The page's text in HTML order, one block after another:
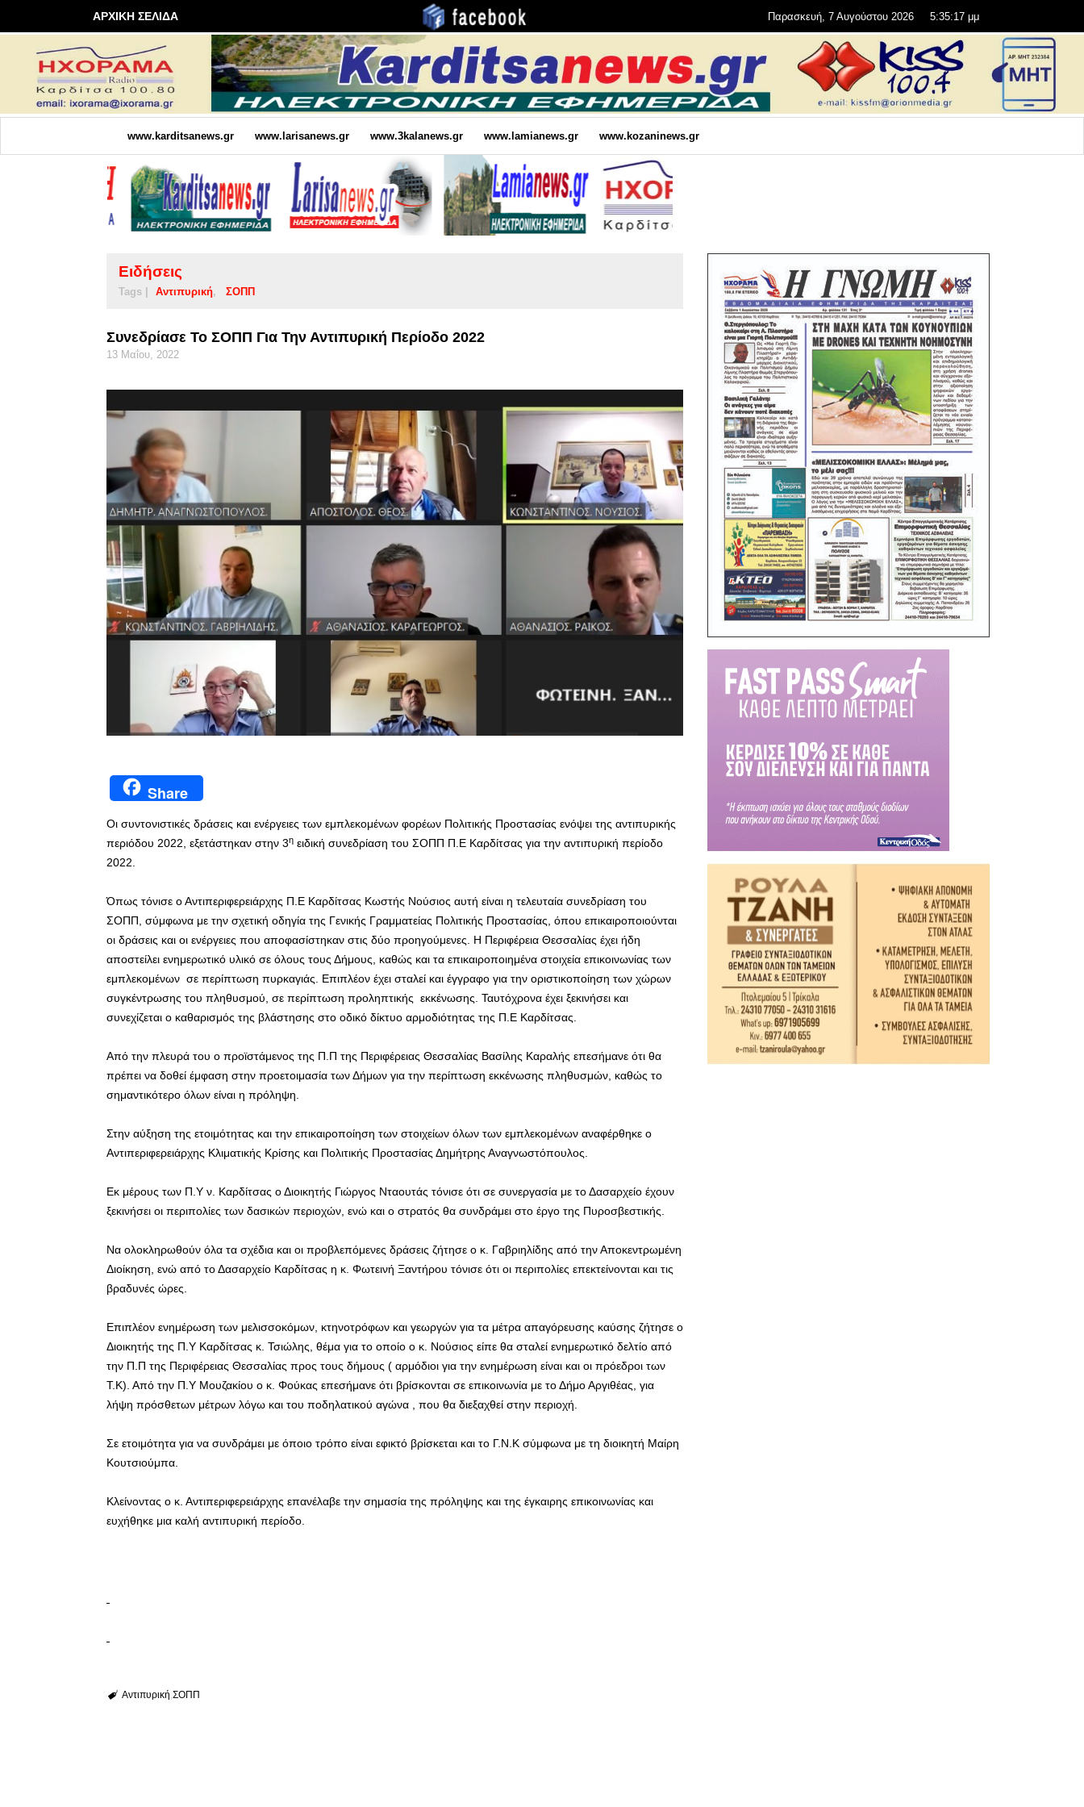
ΑΡΧΙΚΗ ΣΕΛΙΔΑ Παρασκευή, 7 Αυγούστου 2026 5:35:18 μμ
www.karditsanews.gr www.larisanews.gr www.3kalanews.gr www.lamianews.gr www.kozaninews.gr
Ειδήσεις
Tags | Αντιπυρική ΣΟΠΠ
Συνεδρίασε Το ΣΟΠΠ Για Την Αντιπυρική Περίοδο 2022
13 Μαΐου, 2022
Share
Οι συντονιστικές δράσεις και ενέργειες των εμπλεκομένων φορέων Πολιτικής Προστασίας ενόψει της αντιπυρικής
περιόδου 2022, εξετάστηκαν στην 3η ειδική συνεδρίαση του ΣΟΠΠ Π.Ε Καρδίτσας για την αντιπυρική περίοδο
2022.
Όπως τόνισε ο Αντιπεριφερειάρχης Π.Ε Καρδίτσας Κωστής Νούσιος αυτή είναι η τελευταία συνεδρίαση του
ΣΟΠΠ, σύμφωνα με την σχετική οδηγία της Γενικής Γραμματείας Πολιτικής Προστασίας, όπου επικαιροποιούνται
οι δράσεις και οι ενέργειες που αποφασίστηκαν στις δύο προηγούμενες. Η Περιφέρεια Θεσσαλίας έχει ήδη
αποστείλει ενημερωτικό υλικό σε όλους τους Δήμους, καθώς και τα επικαιροποιημένα στοιχεία επικοινωνίας των
εμπλεκομένων σε περίπτωση πυρκαγιάς. Επιπλέον έχει σταλεί και έγγραφο για την οριστικοποίηση των χώρων
συγκέντρωσης του πληθυσμού, σε περίπτωση προληπτικής εκκένωσης. Ταυτόχρονα έχει ξεκινήσει και
συνεχίζεται ο καθαρισμός της βλάστησης στο οδικό δίκτυο αρμοδιότητας της Π.Ε Καρδίτσας.
Από την πλευρά του ο προϊστάμενος της Π.Π της Περιφέρειας Θεσσαλίας Βασίλης Καραλής επεσήμανε ότι θα
πρέπει να δοθεί έμφαση στην προετοιμασία των Δήμων για την περίπτωση εκκένωσης πληθυσμών, καθώς το
σημαντικότερο όλων είναι η πρόληψη.
Στην αύξηση της ετοιμότητας και την επικαιροποίηση των στοιχείων όλων των εμπλεκομένων αναφέρθηκε ο
Αντιπεριφερειάρχης Κλιματικής Κρίσης και Πολιτικής Προστασίας Δημήτρης Αναγνωστόπουλος.
Εκ μέρους των Π.Υ ν. Καρδίτσας ο Διοικητής Γιώργος Νταουτάς τόνισε ότι σε συνεργασία με το Δασαρχείο έχουν
ξεκινήσει οι περιπολίες των δασικών περιοχών, ενώ και ο στρατός θα συνδράμει στο έργο της Πυροσβεστικής.
Να ολοκληρωθούν όλα τα σχέδια και οι προβλεπόμενες δράσεις ζήτησε ο κ. Γαβριηλίδης από την Αποκεντρωμένη
Διοίκηση, ενώ από το Δασαρχείο Καρδίτσας η κ. Φωτεινή Ξαντήρου τόνισε ότι οι περιπολίες επεκτείνονται και τις
βραδυνές ώρες.
Επιπλέον ενημέρωση των μελισσοκόμων, κτηνοτρόφων και γεωργών για τα μέτρα απαγόρευσης καύσης ζήτησε ο
Διοικητής της Π.Υ Καρδίτσας κ. Τσιώλης, θέμα για το οποίο ο κ. Νούσιος είπε θα σταλεί ενημερωτικό δελτίο από
την Π.Π της Περιφέρειας Θεσσαλίας προς τους δήμους ( αρμόδιοι για την ενημέρωση είναι και οι πρόεδροι των
Τ.Κ). Από την Π.Υ Μουζακίου ο κ. Φούκας επεσήμανε ότι βρίσκονται σε επικοινωνία με το Δήμο Αργιθέας, για
λήψη πρόσθετων μέτρων λόγω και του ποδηλατικού αγώνα , που θα διεξαχθεί στην περιοχή.
Σε ετοιμότητα για να συνδράμει με όποιο τρόπο είναι εφικτό βρίσκεται και το Γ.Ν.Κ σύμφωνα με τη διοικητή Μαίρη
Κουτσιούμπα.
Κλείνοντας ο κ. Αντιπεριφερειάρχης επανέλαβε την σημασία της πρόληψης και της έγκαιρης επικοινωνίας και
ευχήθηκε μια καλή αντιπυρική περίοδο.
Αντιπυρική ΣΟΠΠ